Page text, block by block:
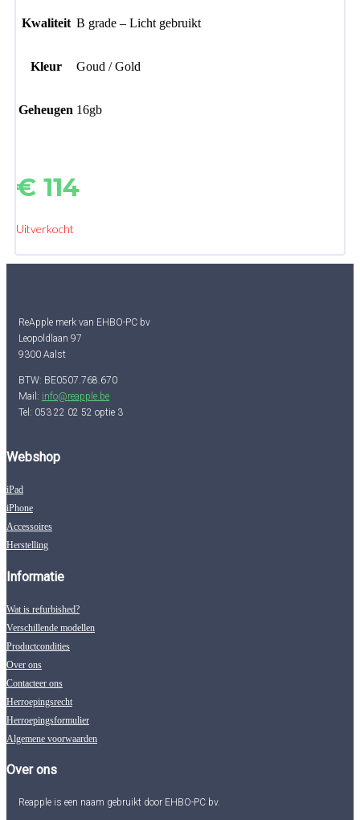
Kwaliteit B grade – Licht gebruikt
Kleur Goud / Gold
Geheugen 16gb
€ 114
Uitverkocht
ReApple merk van EHBO-PC bv
Leopoldlaan 97
9300 Aalst
BTW: BE0507.768.670
Mail: info@reapple.be
Tel: 053 22 02 52 optie 3
Webshop
iPad
iPhone
Accessoires
Herstelling
Informatie
Wat is refurbished?
Verschillende modellen
Productcondities
Over ons
Contacteer ons
Herroepingsrecht
Herroepingsformulier
Algemene voorwaarden
Over ons
Reapple is een naam gebruikt door EHBO-PC bv.